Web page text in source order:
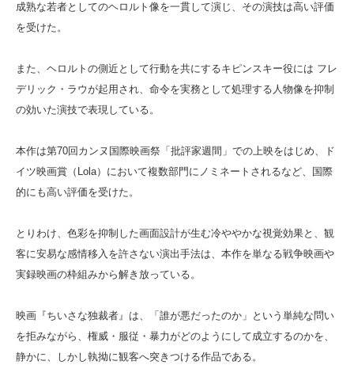
成熟な若者としてのヘロルト像を一貫して演じ、その演技は高い評価
を受けた。
また、ヘロルトの側近として行動を共にするキピンスキー役には フレ
デリック・ラウが起用され、命令を実務として処理する人物像を抑制
の効いた演技で表現している。
本作は第70回カンヌ国際映画祭「批評家週間」での上映をはじめ、ド
イツ映画賞（Lola）において複数部門にノミネートされるなど、国際
的にも高い評価を受けた。
とりわけ、色彩を抑制した画面設計が生む冷ややかな視覚効果と、観
客に安易な感情移入を許さない演出手法は、本作を単なる戦争映画や
実録映画の枠組みから解き放っている。
映画『ちいさな独裁者』は、「誰が悪だったのか」という単純な問い
を拒みながら、権威・服従・暴力がどのようにして成立するのかを、
静かに、しかし執拗に観客へ突きつける作品である。